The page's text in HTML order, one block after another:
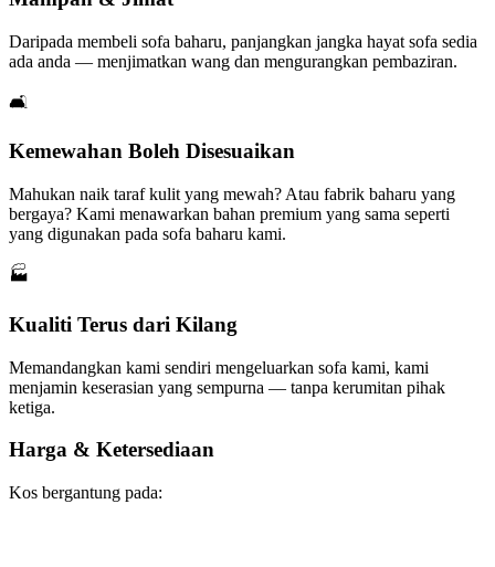
Daripada membeli sofa baharu, panjangkan jangka hayat sofa sedia
ada anda — menjimatkan wang dan mengurangkan pembaziran.
🛋️
Kemewahan Boleh Disesuaikan
Mahukan naik taraf kulit yang mewah? Atau fabrik baharu yang
bergaya? Kami menawarkan bahan premium yang sama seperti
yang digunakan pada sofa baharu kami.
🏭
Kualiti Terus dari Kilang
Memandangkan kami sendiri mengeluarkan sofa kami, kami
menjamin keserasian yang sempurna — tanpa kerumitan pihak
ketiga.
Harga & Ketersediaan
Kos bergantung pada: